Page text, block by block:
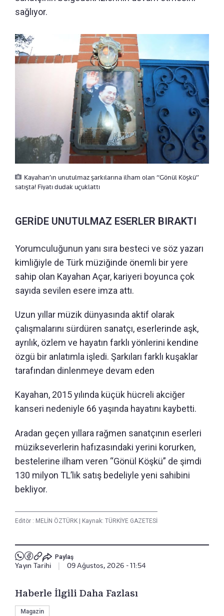
sağlıyor.
Kayahan’ın unutulmaz şarkılarına ilham olan “Gönül Köşkü”
satışta! Fiyatı dudak uçuklattı
GERİDE UNUTULMAZ ESERLER BIRAKTI
Yorumculuğunun yanı sıra besteci ve söz yazarı
kimliğiyle de Türk müziğinde önemli bir yere
sahip olan Kayahan Açar, kariyeri boyunca çok
sayıda sevilen esere imza attı.
Uzun yıllar müzik dünyasında aktif olarak
çalışmalarını sürdüren sanatçı, eserlerinde aşk,
ayrılık, özlem ve hayatın farklı yönlerini kendine
özgü bir anlatımla işledi. Şarkıları farklı kuşaklar
tarafından dinlenmeye devam eden
Kayahan, 2015 yılında küçük hücreli akciğer
kanseri nedeniyle 66 yaşında hayatını kaybetti.
Aradan geçen yıllara rağmen sanatçının eserleri
müzikseverlerin hafızasındaki yerini korurken,
bestelerine ilham veren “Gönül Köşkü” de şimdi
130 milyon TL’lik satış bedeliyle yeni sahibini
bekliyor.
Editör : MELİN ÖZTÜRK Kaynak: TÜRKİYE GAZETESİ
Paylaş
Yayın Tarihi 09 Ağustos, 2026 - 11:54
Haberle İlgili Daha Fazlası
Magazin